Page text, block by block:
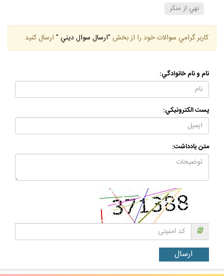
كاربر گرامي سوالات خود را از بخش"ارسال سوال ديني "ارسال كنيد.
نام و نام خانوادگي:
پست الكترونيكي:
متن يادداشت: